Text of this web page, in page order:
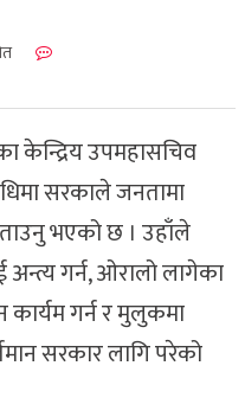
केन्द्रिय उपमहासचिव
सरकाले जनतामा
भएको छ । उहाँले
अन्त्य गर्न, ओरालो लागेका
कार्यम गर्न र मुलुकमा
सरकार लागि परेको